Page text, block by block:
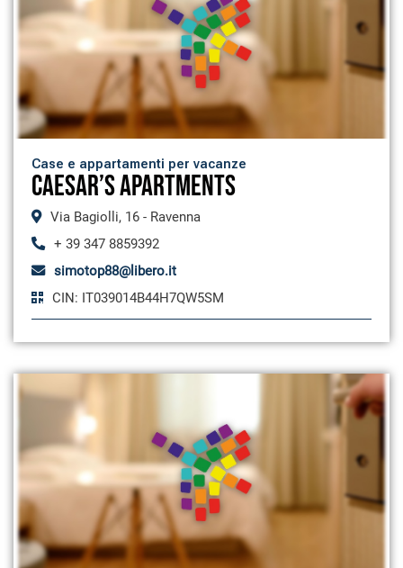
Case e appartamenti per vacanze
CAESAR’S APARTMENTS
Via Bagiolli, 16 - Ravenna
+ 39 347 8859392
simotop88@libero.it
CIN: IT039014B44H7QW5SM